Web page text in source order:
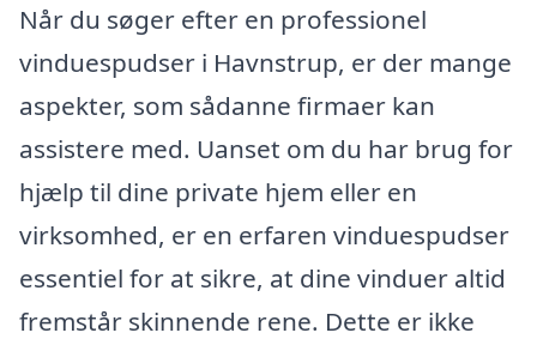
Når du søger efter en professionel
vinduespudser i Havnstrup, er der mange
aspekter, som sådanne firmaer kan
assistere med. Uanset om du har brug for
hjælp til dine private hjem eller en
virksomhed, er en erfaren vinduespudser
essentiel for at sikre, at dine vinduer altid
fremstår skinnende rene. Dette er ikke